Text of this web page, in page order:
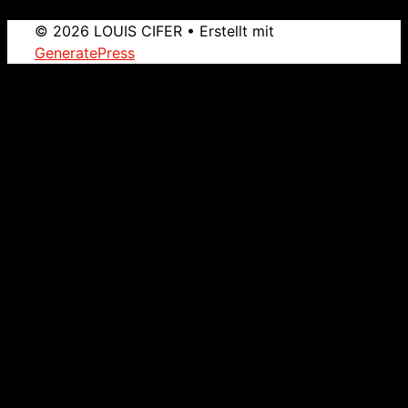
© 2026 LOUIS CIFER • Erstellt mit
GeneratePress